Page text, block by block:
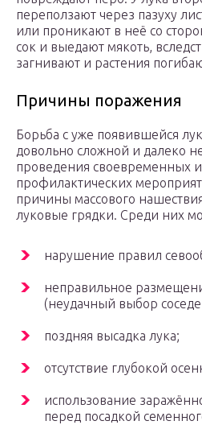
переползают через пазуху
или проникают в неё со
сок и выедают мякоть,
загнивают и растения
Причины поражения
Борьба с уже появившейся
довольно сложной и далеко
проведения своевременных
профилактических
причины массового
луковые грядки. Среди них
нарушение правил
неправильное
(неудачный выбор
поздняя высадка лука;
отсутствие глубокой
использование
перед посадкой